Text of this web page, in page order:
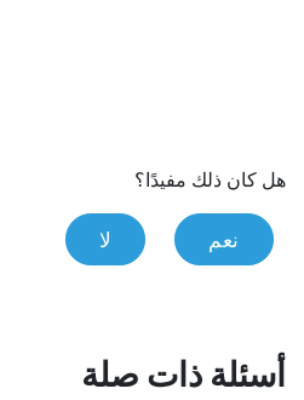
هل كان ذلك مفيدًا؟
نعم لا
أسئلة ذات صلة